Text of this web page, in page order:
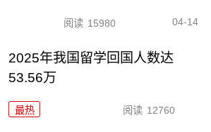
阅读 15980 04-14
2025年我国留学回国人数达
53.56万
最热 阅读 12760